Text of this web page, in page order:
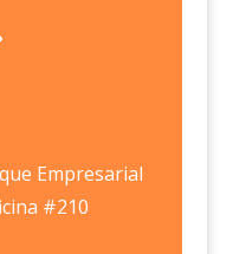
Empresarial
#210